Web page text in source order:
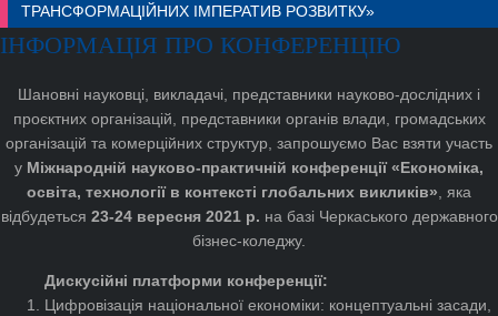
ТРАНСФОРМАЦІЙНИХ ІМПЕРАТИВ РОЗВИТКУ»
ІНФОРМАЦІЯ ПРО КОНФЕРЕНЦІЮ
Шановні науковці, викладачі, представники науково-дослідних і
проєктних організацій, представники органів влади, громадських
організацій та комерційних структур, запрошуємо Вас взяти участь
у Міжнародній науково-практичній конференції «Економіка,
освіта, технології в контексті глобальних викликів», яка
відбудеться 23-24 вересня 2021 р. на базі Черкаського державного
бізнес-коледжу.
Дискусійні платформи конференції:
Цифровізація національної економіки: концептуальні засади,